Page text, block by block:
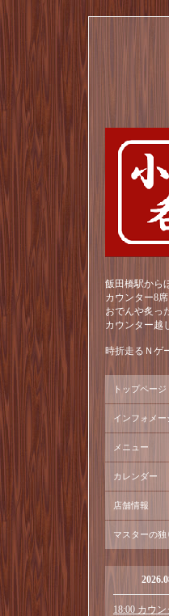
飯田橋駅から
カウンター8
おでんや炙っ
カウンター越
時折走るＮゲ
トップページ
インフォメー
メニュー
カレンダー
店舗情報
マスターの独
18:00 カウ